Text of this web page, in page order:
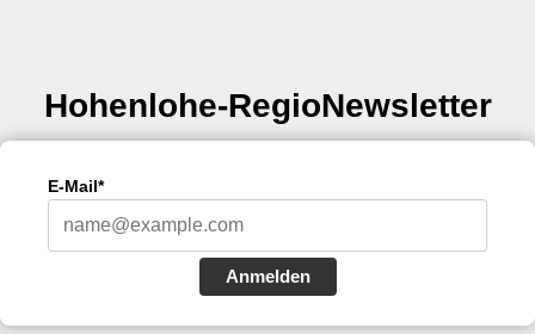
Hohenlohe-RegioNewsletter
E-Mail*
Anmelden